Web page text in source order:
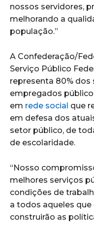
nossos servidores,
melhorando a
população.”
A Confederação/
Serviço Público
representa 80% dos
empregados
em rede social que
em defesa dos
setor público, de
de escolaridade.
“Nosso
melhores serviços
condições de
a todos aqueles
construirão as